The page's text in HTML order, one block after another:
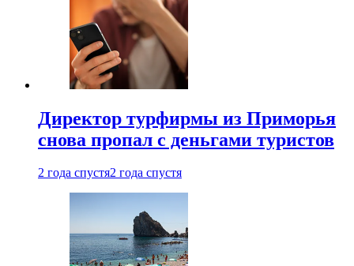
Директор турфирмы из Приморья
снова пропал с деньгами туристов
2 года спустя2 года спустя